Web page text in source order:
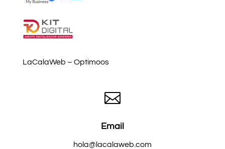
LaCalaWeb – Optimoos

Email
hola@lacalaweb.com